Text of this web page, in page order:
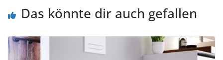
Das könnte dir auch gefallen